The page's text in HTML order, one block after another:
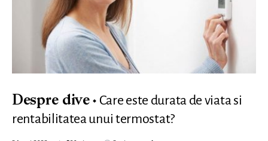
Despre dive
Care este durata de viata si
rentabilitatea unui termostat?